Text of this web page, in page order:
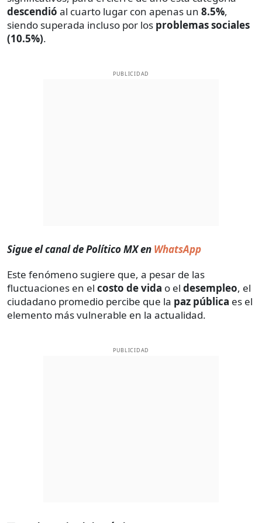
descendió al cuarto lugar con apenas un 8.5%,
siendo superada incluso por los problemas sociales
(10.5%).
PUBLICIDAD
Sigue el canal de Político MX en WhatsApp
Este fenómeno sugiere que, a pesar de las
fluctuaciones en el costo de vida o el desempleo, el
ciudadano promedio percibe que la paz pública es el
elemento más vulnerable en la actualidad.
PUBLICIDAD